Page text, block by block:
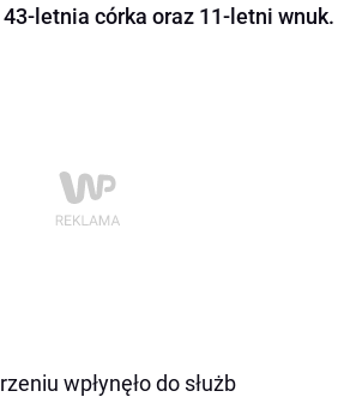
letnia córka oraz 11-letni wnuk.
wpłynęło do służb